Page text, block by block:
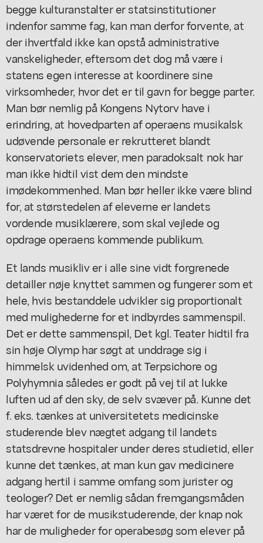
begge kulturanstalter er statsinstitutioner
indenfor samme fag, kan man derfor forvente, at
der ihvertfald ikke kan opstå administrative
vanskeligheder, eftersom det dog må være i
statens egen interesse at koordinere sine
virksomheder, hvor det er til gavn for begge parter.
Man bør nemlig på Kongens Nytorv have i
erindring, at hovedparten af operaens musikalsk
udøvende personale er rekrutteret blandt
konservatoriets elever, men paradoksalt nok har
man ikke hidtil vist dem den mindste
imødekommenhed. Man bør heller ikke være blind
for, at størstedelen af eleverne er landets
vordende musiklærere, som skal vejlede og
opdrage operaens kommende publikum.
Et lands musikliv er i alle sine vidt forgrenede
detailler nøje knyttet sammen og fungerer som et
hele, hvis bestanddele udvikler sig proportionalt
med mulighederne for et indbyrdes sammenspil.
Det er dette sammenspil, Det kgl. Teater hidtil fra
sin høje Olymp har søgt at unddrage sig i
himmelsk uvidenhed om, at Terpsichore og
Polyhymnia således er godt på vej til at lukke
luften ud af den sky, de selv svæver på. Kunne det
f. eks. tænkes at universitetets medicinske
studerende blev nægtet adgang til landets
statsdrevne hospitaler under deres studietid, eller
kunne det tænkes, at man kun gav medicinere
adgang hertil i samme omfang som jurister og
teologer? Det er nemlig sådan fremgangsmåden
har været for de musikstuderende, der knap nok
har de muligheder for operabesøg som elever på